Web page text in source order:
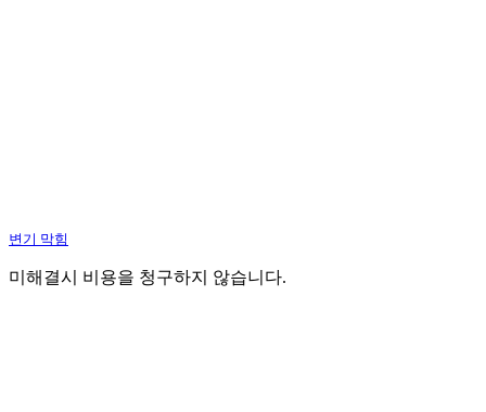
변기 막힘
미해결시 비용을 청구하지 않습니다.